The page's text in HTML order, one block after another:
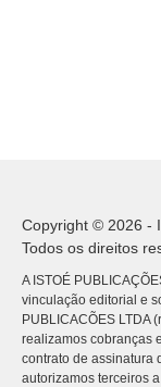
Copyright © 2026 -
Todos os direitos
A ISTOÉ
vinculação editorial e
PUBLICACÕES LTDA
realizamos cobranças
contrato de assinatura
autorizamos terceiros